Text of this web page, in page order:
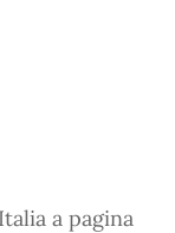
a pagina